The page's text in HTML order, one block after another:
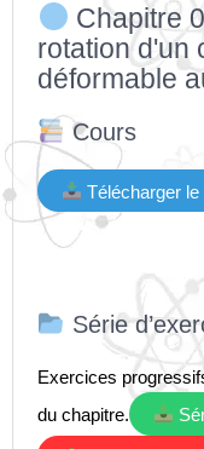
Chapitre
rotation d'un
déformable
Cours
Télécharger le
Série
Exercices
du chapitre.